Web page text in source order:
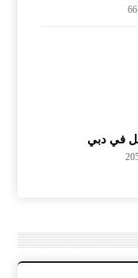
66
في دبي